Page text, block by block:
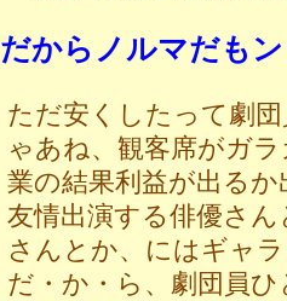
だからノルマだもン
ただ安くしたって劇
ゃあね、観客席がガ
業の結果利益が出る
友情出演する俳優さ
さんとか、にはギャ
だ・か・ら、劇団員